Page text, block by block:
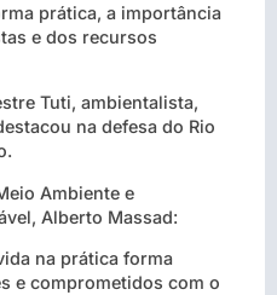
prática, a importância
e dos recursos
Tuti, ambientalista,
na defesa do Rio
Ambiente e
Alberto Massad:
na prática forma
e comprometidos com o